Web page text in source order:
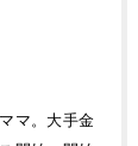
マ。大手金